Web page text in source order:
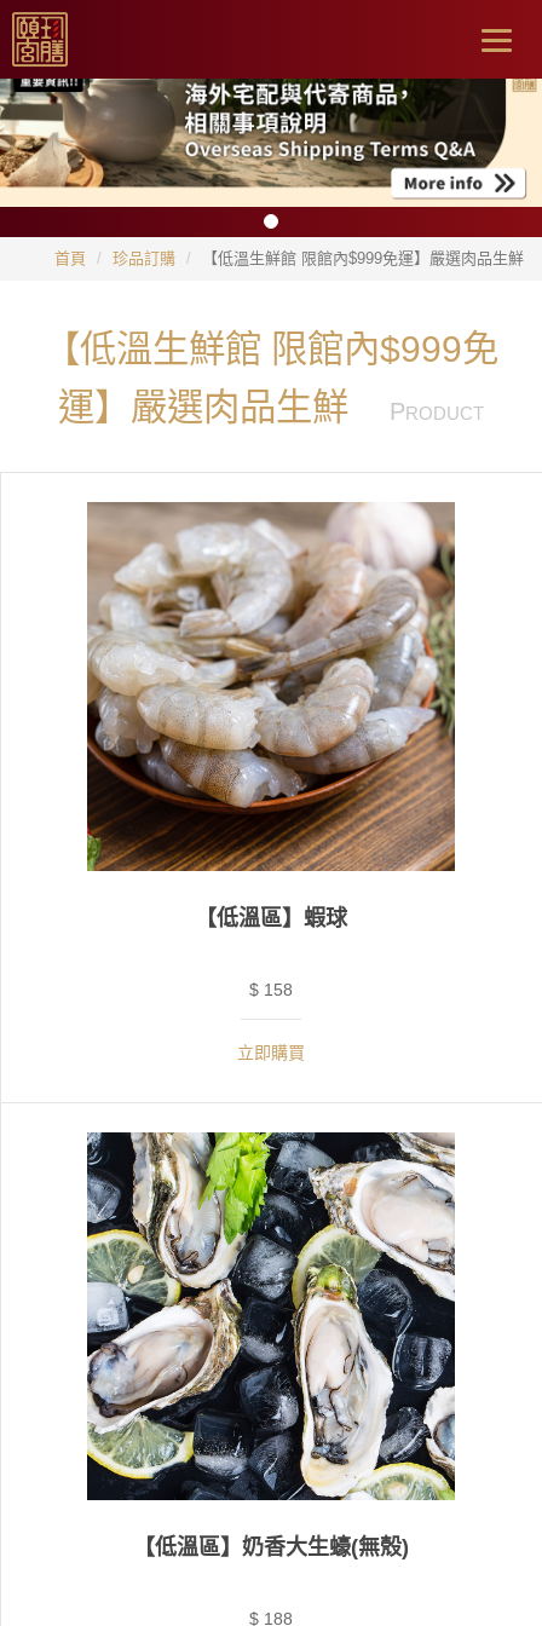
首頁 珍品訂購 【低溫生鮮館 限館內$999免運】嚴選肉品生鮮
【低溫生鮮館 限館內$999免
運】嚴選肉品生鮮
PRODUCT
【低溫區】蝦球
$ 158
立即購買
【低溫區】奶香大生蠔(無殼)
$ 188